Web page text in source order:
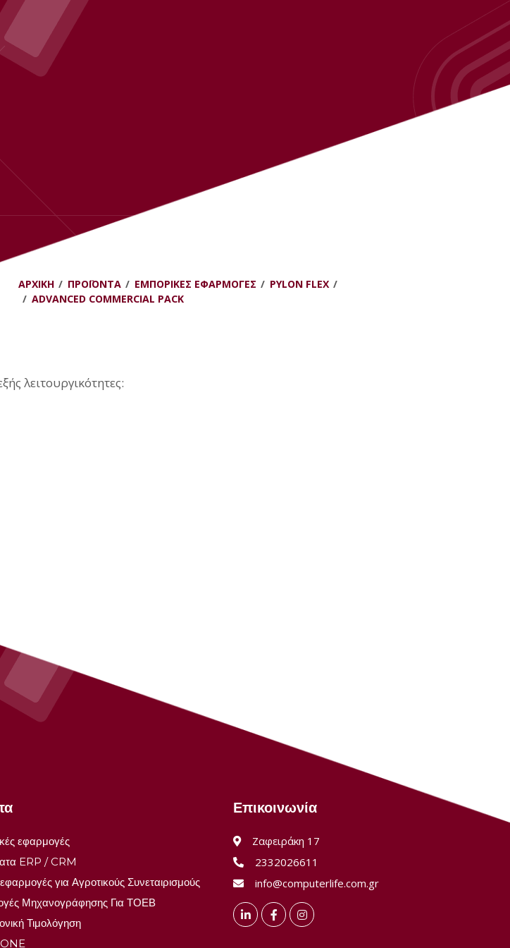
ΑΡΧΙΚΉ ΠΡΟΪΌΝΤΑ ΕΜΠΟΡΙΚΈΣ ΕΦΑΡΜΟΓΈΣ
PYLON FLEX
ADVANCED COMMERCIAL PACK
λειτουργικότητες:
εφαρμογές
ERP / CRM
εφαρμογές για Αγροτικούς Συνεταιρισμούς
Μηχανογράφησης Για ΤΟΕΒ
Τιμολόγηση
Επικοινωνία
Ζαφειράκη 17
2332026611
info@computerlife.com.gr
LinkedInFacebookInstagram